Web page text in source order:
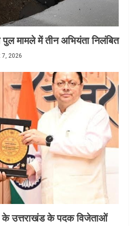
मामले में तीन अभियंता निलंबित
7, 2026
उत्तराखंड के पदक विजेताओं